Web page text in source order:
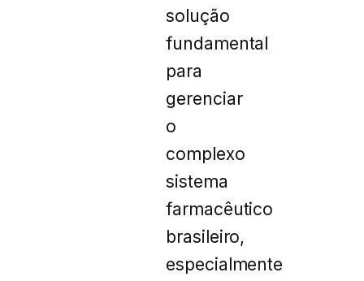
solução
fundamental
para
gerenciar
o
complexo
sistema
farmacêutico
brasileiro,
especialmente